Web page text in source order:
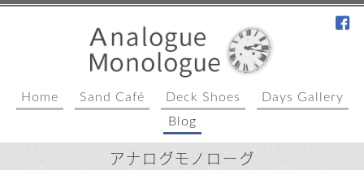
Home Sand Café Deck Shoes
Days Gallery
Blog
アナログモノローグ